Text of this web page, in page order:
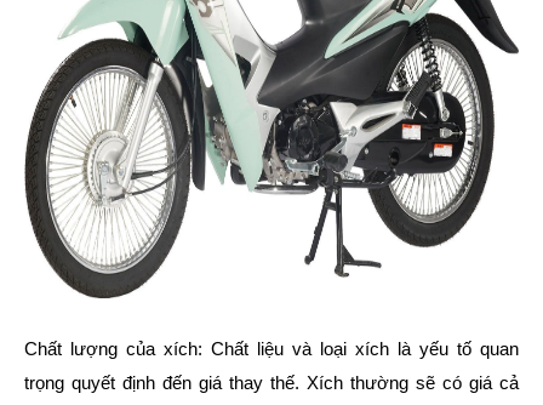
Chất lượng của xích: Chất liệu và loại xích là yếu tố quan
trọng quyết định đến giá thay thế. Xích thường sẽ có giá cả